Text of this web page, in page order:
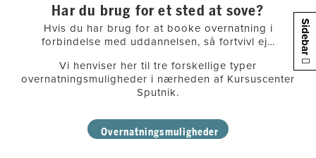
Sidebar
Har du brug for et sted at sove?
Hvis du har brug for at booke overnatning i
forbindelse med uddannelsen, så fortvivl ej…
Vi henviser her til tre forskellige typer
overnatningsmuligheder i nærheden af Kursuscenter
Sputnik.
Overnatningsmuligheder